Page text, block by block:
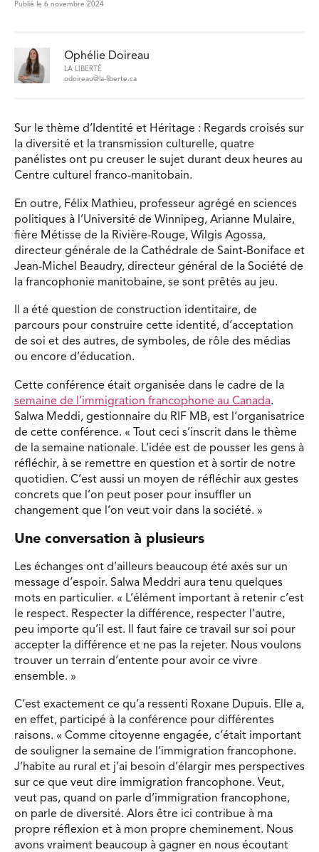
Publié le 6 novembre 2024
Ophélie Doireau
LA LIBERTÉ
odoireau@la-liberte.ca
Sur le thème d’Identité et Héritage : Regards croisés sur
la diversité et la transmission culturelle, quatre
panélistes ont pu creuser le sujet durant deux heures au
Centre culturel franco-manitobain.
En outre, Félix Mathieu, professeur agrégé en sciences
politiques à l’Université de Winnipeg, Arianne Mulaire,
fière Métisse de la Rivière-Rouge, Wilgis Agossa,
directeur générale de la Cathédrale de Saint-Boniface et
Jean-Michel Beaudry, directeur général de la Société de
la francophonie manitobaine, se sont prêtés au jeu.
Il a été question de construction identitaire, de
parcours pour construire cette identité, d’acceptation
de soi et des autres, de symboles, de rôle des médias
ou encore d’éducation.
Cette conférence était organisée dans le cadre de la
semaine de l’immigration francophone au Canada.
Salwa Meddi, gestionnaire du RIF MB, est l’organisatrice
de cette conférence. « Tout ceci s’inscrit dans le thème
de la semaine nationale. L’idée est de pousser les gens à
réfléchir, à se remettre en question et à sortir de notre
quotidien. C’est aussi un moyen de réfléchir aux gestes
concrets que l’on peut poser pour insuffler un
changement que l’on veut voir dans la société. »
Une conversation à plusieurs
Les échanges ont d’ailleurs beaucoup été axés sur un
message d’espoir. Salwa Meddri aura tenu quelques
mots en particulier. « L’élément important à retenir c’est
le respect. Respecter la différence, respecter l’autre,
peu importe qu’il est. Il faut faire ce travail sur soi pour
accepter la différence et ne pas la rejeter. Nous voulons
trouver un terrain d’entente pour avoir ce vivre
ensemble. »
C’est exactement ce qu’a ressenti Roxane Dupuis. Elle a,
en effet, participé à la conférence pour différentes
raisons. « Comme citoyenne engagée, c’était important
de souligner la semaine de l’immigration francophone.
J’habite au rural et j’ai besoin d’élargir mes perspectives
sur ce que veut dire immigration francophone. Veut,
veut pas, quand on parle d’immigration francophone,
on parle de diversité. Alors être ici contribue à ma
propre réflexion et à mon propre cheminement. Nous
avons vraiment beaucoup à gagner en nous écoutant